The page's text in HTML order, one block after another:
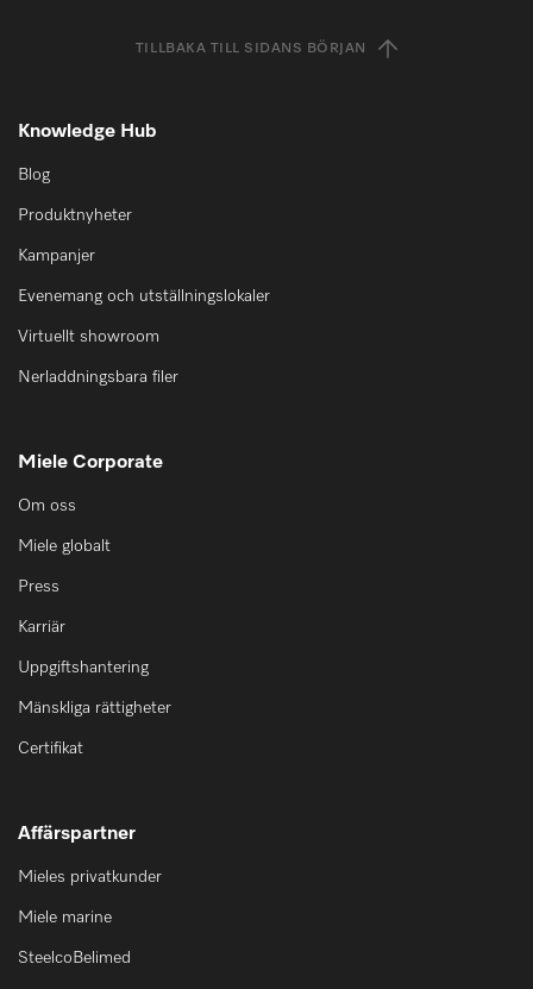
TILLBAKA TILL SIDANS BÖRJAN
Knowledge Hub
Blog
Produktnyheter
Kampanjer
Evenemang och utställningslokaler
Virtuellt showroom
Nerladdningsbara filer
Miele Corporate
Om oss
Miele globalt
Press
Karriär
Uppgiftshantering
Mänskliga rättigheter
Certifikat
Affärspartner
Mieles privatkunder
Miele marine
SteelcoBelimed